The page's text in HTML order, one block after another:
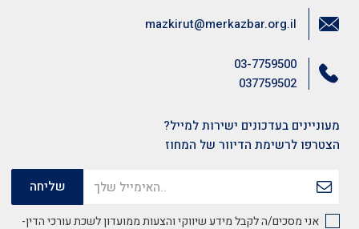
03-7759500
037759502
mazkirut@merkazbar.org.il
מעוניינים בעדכונים ישירות למייל?
הצטרפו לרשימת הדיוור של המחוז
אני מסכים/ה לקבל מידע שיווקי והצעות ממועדון לשכת עורכי הדין-